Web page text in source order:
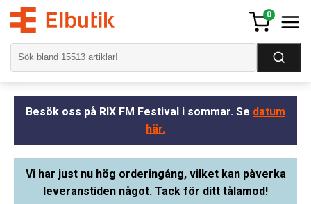
0
Besök oss på RIX FM Festival i sommar. Se datum
här.
Vi har just nu hög orderingång, vilket kan påverka
leveranstiden något. Tack för ditt tålamod!